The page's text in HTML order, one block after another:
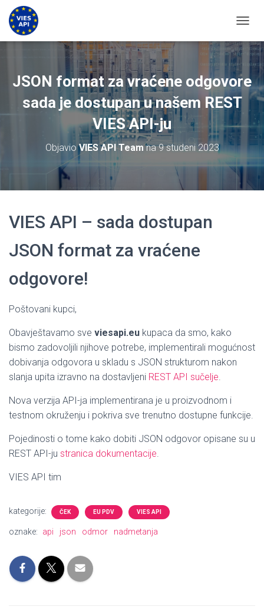
JSON format za vraćene odgovore
sada je dostupan u našem REST
VIES API-ju
ObjavioVIES API Teamna9 studeni 2023
VIES API – sada dostupan
JSON format za vraćene
odgovore!
Poštovani kupci,
Obavještavamo sve viesapi.eu kupaca da smo, kako
bismo zadovoljili njihove potrebe, implementirali mogućnost
dobivanja odgovora u skladu s JSON strukturom nakon
slanja upita izravno na dostavljeni REST API sučelje.
Nova verzija API-ja implementirana je u proizvodnom i
testnom okruženju i pokriva sve trenutno dostupne funkcije.
Pojedinosti o tome kako dobiti JSON odgovor opisane su u
REST API-ju stranica dokumentacije.
VIES API tim
kategorije: ČEK EU PDV VIES API
oznake: api json odmor nadmetanja